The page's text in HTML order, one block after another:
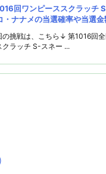
回ワンピーススクラッチ
・ナナメの当選確率や当選金
の挑戦は、こちら↓ 第1016回
クラッチ S-スネー ...